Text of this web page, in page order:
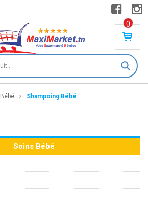
0
PR
DU
IT(
S)
DT
Shampoing Bébé
Soins Bébé